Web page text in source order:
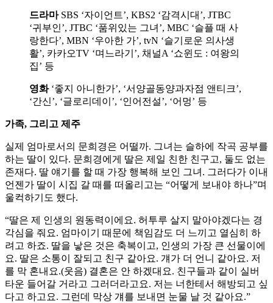
드라마SBS ‘자이언트’, KBS2 ‘감격시대’, JTBC
‘귀부인’, JTBC ‘품위있는 그녀’, MBC ‘슬플 때 사
랑한다’, MBN ‘우아한 가’, tvN ‘슬기로운 의사생
활’, 카카오TV ‘며느라기’, 채널A ‘쇼윈도 : 여왕의
집’ 등
영화‘좋지 아니한가’, ‘서양골동양과자점 앤티크’,
‘간신’, ‘글로리데이’, ‘인어전설’, ‘어멍’ 등
가족, 그리고 제주
실제 엄마로서의 문희경은 어떨까. 그녀는 슬하에 작곡 공부를
하는 딸이 있다. 문희경에게 딸은 제일 친한 친구고, 둘도 없는
존재다. 딸 얘기를 할 때 가장 행복해 보인 그녀. 그러다가 이내
언젠가 딸이 시집 갈 때를 떠올리고는 “어떻게 보내야 하나”며
울컥하기도 했다.
“딸은 제 인생의 원동력이에요. 허투루 살지 말아야겠다는 경
각심을 줘요. 엄마이기 때문에 책임감도 더 느끼고 열심히 하
려고 하죠. 딸을 낳은 것은 축복이고, 인생의 가장 큰 선물이에
요. 딸은 소통이 잘되고 친구 같아요. 걔가 더 언니 같아요. 저
를 막 혼내요.(웃음) 결혼은 안 하겠대요. 친구들과 같이 실버
타운 들어갈 거라고 그러더라고요. 저는 너한테서 해방되고 싶
다고 하고요. 그런데 막상 걔를 보내면 눈물 날 것 같아요.”